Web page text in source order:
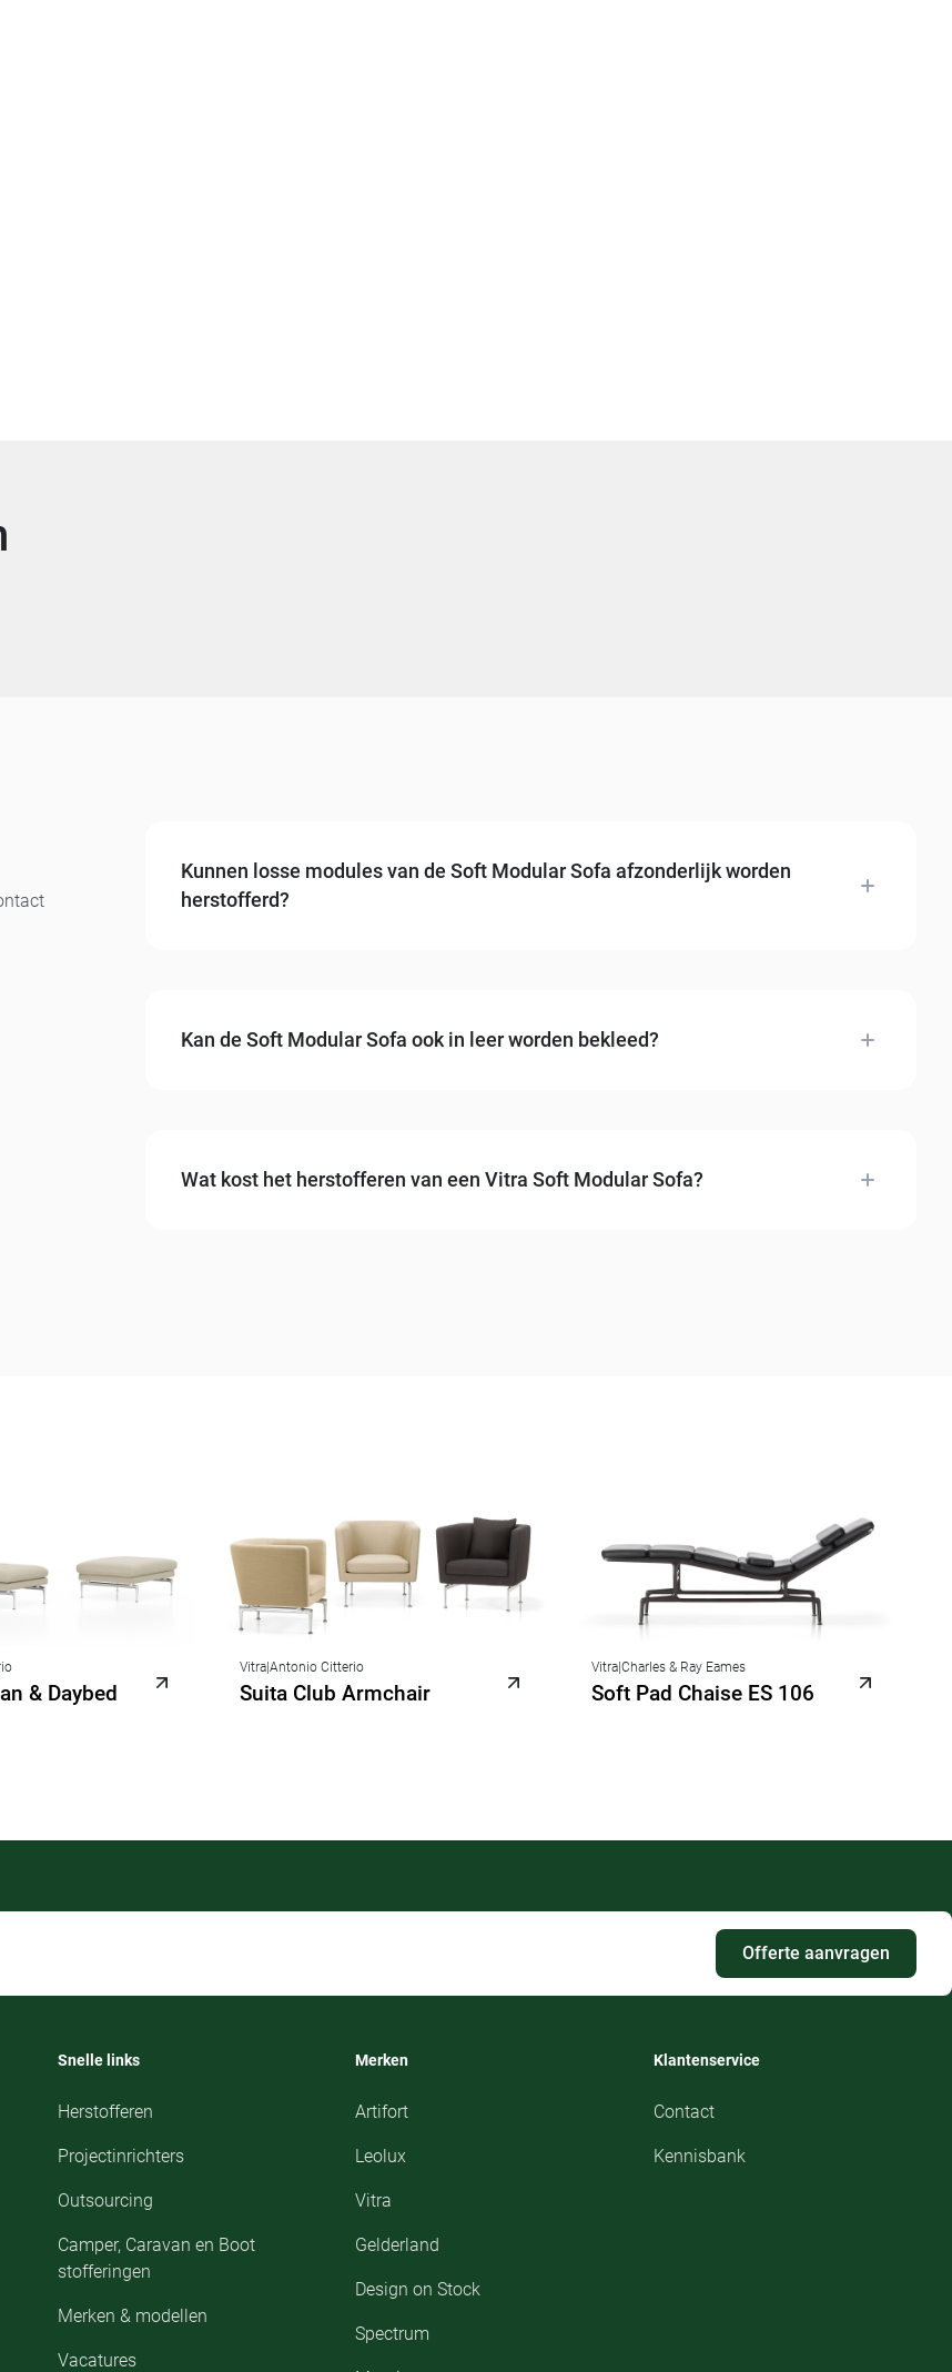
Kunnen losse modules van de Soft Modular Sofa afzonderlijk worden
herstofferd?
Kan de Soft Modular Sofa ook in leer worden bekleed?
Wat kost het herstofferen van een Vitra Soft Modular Sofa?
& Daybed
Vitra|Antonio Citterio
Suita Club Armchair
Vitra|Charles & Ray Eames
Soft Pad Chaise ES 106
Offerte aanvragen
Snelle links
Herstofferen
Projectinrichters
Outsourcing
Camper, Caravan en Boot
stofferingen
Merken & modellen
Vacatures
Merken
Artifort
Leolux
Vitra
Gelderland
Design on Stock
Spectrum
Klantenservice
Contact
Kennisbank